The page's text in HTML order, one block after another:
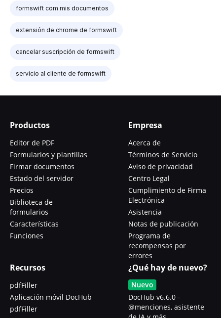
formswift com mis documentos
extensión de chrome de formswift
cancelar suscripción de formswift
servicio al cliente de formswift
Productos
Editor de PDF
Formularios y plantillas
Firmar documentos
Estado del servidor
Precios
Biblioteca de
formularios
Características
Funciones
Empresa
Acerca de
Términos de Servicio
Aviso de privacidad
Centro Legal
Cumplimiento de Firma
Electrónica
Asistencia
Notas de publicación
Programa de
recompensas por
errores
Recursos
pdfFiller
Aplicación móvil DocHub
pdfFiller
¿Qué hay de nuevo?
Nuevo
DocHub v6.6.0 -
@menciones, asistente